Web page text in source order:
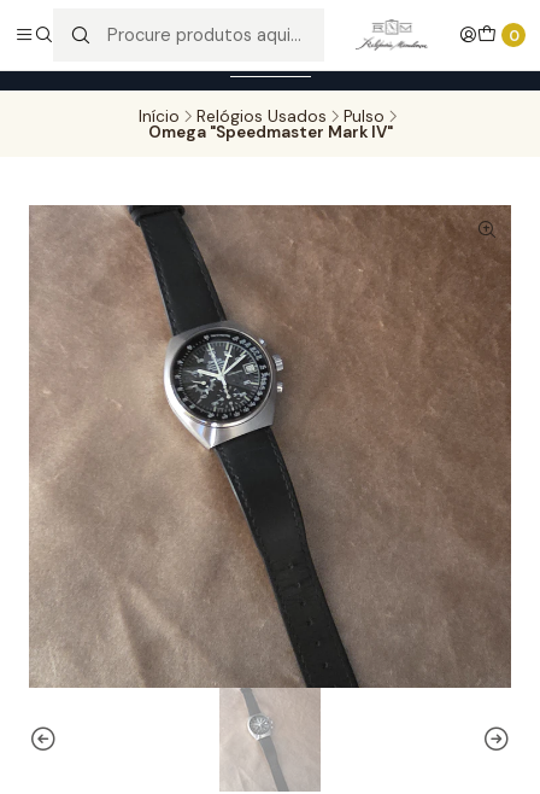
0
Entregas gratuitas para compras superiores a 100,00€ - Todas as
encomendas serão sujeitas a confirmação de stock.
Início Relógios Usados Pulso
Omega "Speedmaster Mark IV"